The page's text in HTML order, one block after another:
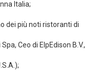
Italia;
dei più noti ristoranti di
Ceo di ElpEdison B.V.,